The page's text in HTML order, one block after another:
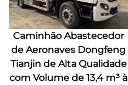
Caminhão Abastecedor
de Aeronaves Dongfeng
Tianjin de Alta Qualidade
com Volume de 13,4 m³ à